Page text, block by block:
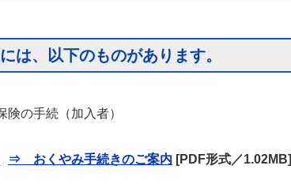
は、以下のものがあります。
の手続（加入者）
⇒ おくやみ手続きのご案内 [PDF形式／1.02MB]